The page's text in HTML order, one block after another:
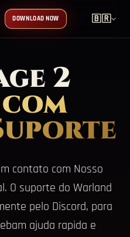
DOWNLOAD NOW 🇧🇷
2
contato com Nosso
O suporte do Warland
pelo Discord, para
ajuda rapida e